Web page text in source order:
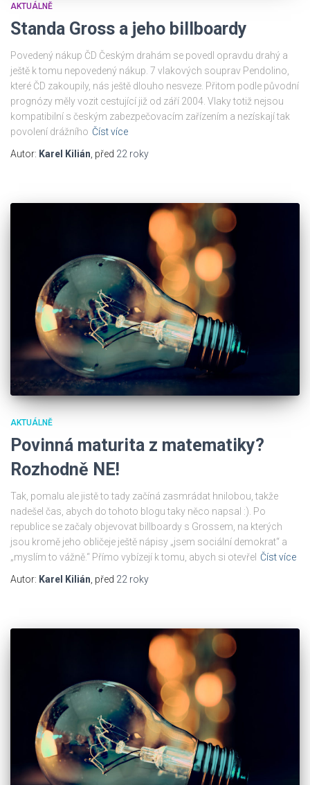
AKTUÁLNĚ
Standa Gross a jeho billboardy
Povedený nákup ČD Českým drahám se povedl opravdu drahý a
ještě k tomu nepovedený nákup. 7 vlakových souprav Pendolino,
které ČD zakoupily, nás ještě dlouho nesveze. Přitom podle původní
prognózy měly vozit cestující již od září 2004. Vlaky totiž nejsou
kompatibilní s českým zabezpečovacím zařízením a nezískají tak
povolení drážního Číst více
Autor: Karel Kilián , před 22 roky
AKTUÁLNĚ
Povinná maturita z matematiky?
Rozhodně NE!
Tak, pomalu ale jistě to tady začíná zasmrádat hnilobou, takže
nadešel čas, abych do tohoto blogu taky něco napsal :). Po
republice se začaly objevovat billboardy s Grossem, na kterých
jsou kromě jeho obličeje ještě nápisy „jsem sociální demokrat“ a
„myslím to vážně.“ Přímo vybízejí k tomu, abych si otevřel Číst více
Autor: Karel Kilián, před 22 roky